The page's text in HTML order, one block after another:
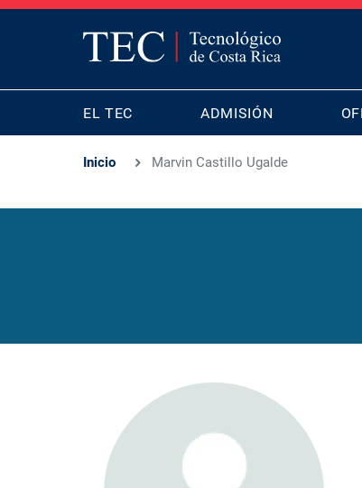
MAIN
NAVIGATION
EL TEC ADMISIÓN
Inicio Marvin Castillo Ugalde